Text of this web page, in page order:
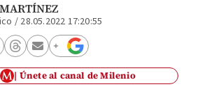
/ 28.05.2022 17:20:55
Únete al canal de Milenio